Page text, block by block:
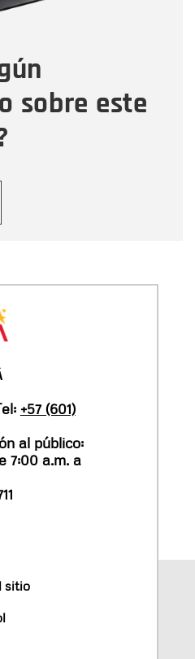
sobre este
+57 (601)
al público:
7:00 a.m. a
sitio